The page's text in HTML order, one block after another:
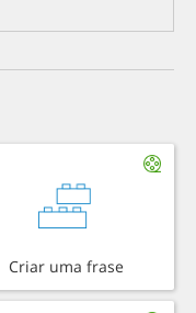
Criar uma frase